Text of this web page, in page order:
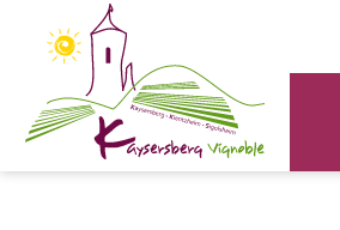
Panneau de gestion des cookies